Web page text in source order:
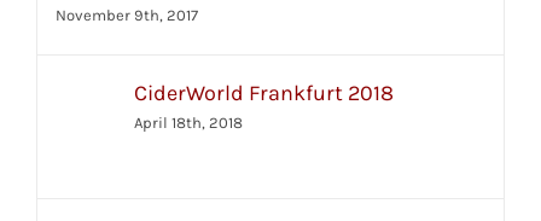
November 9th, 2017
CiderWorld Frankfurt 2018
April 18th, 2018